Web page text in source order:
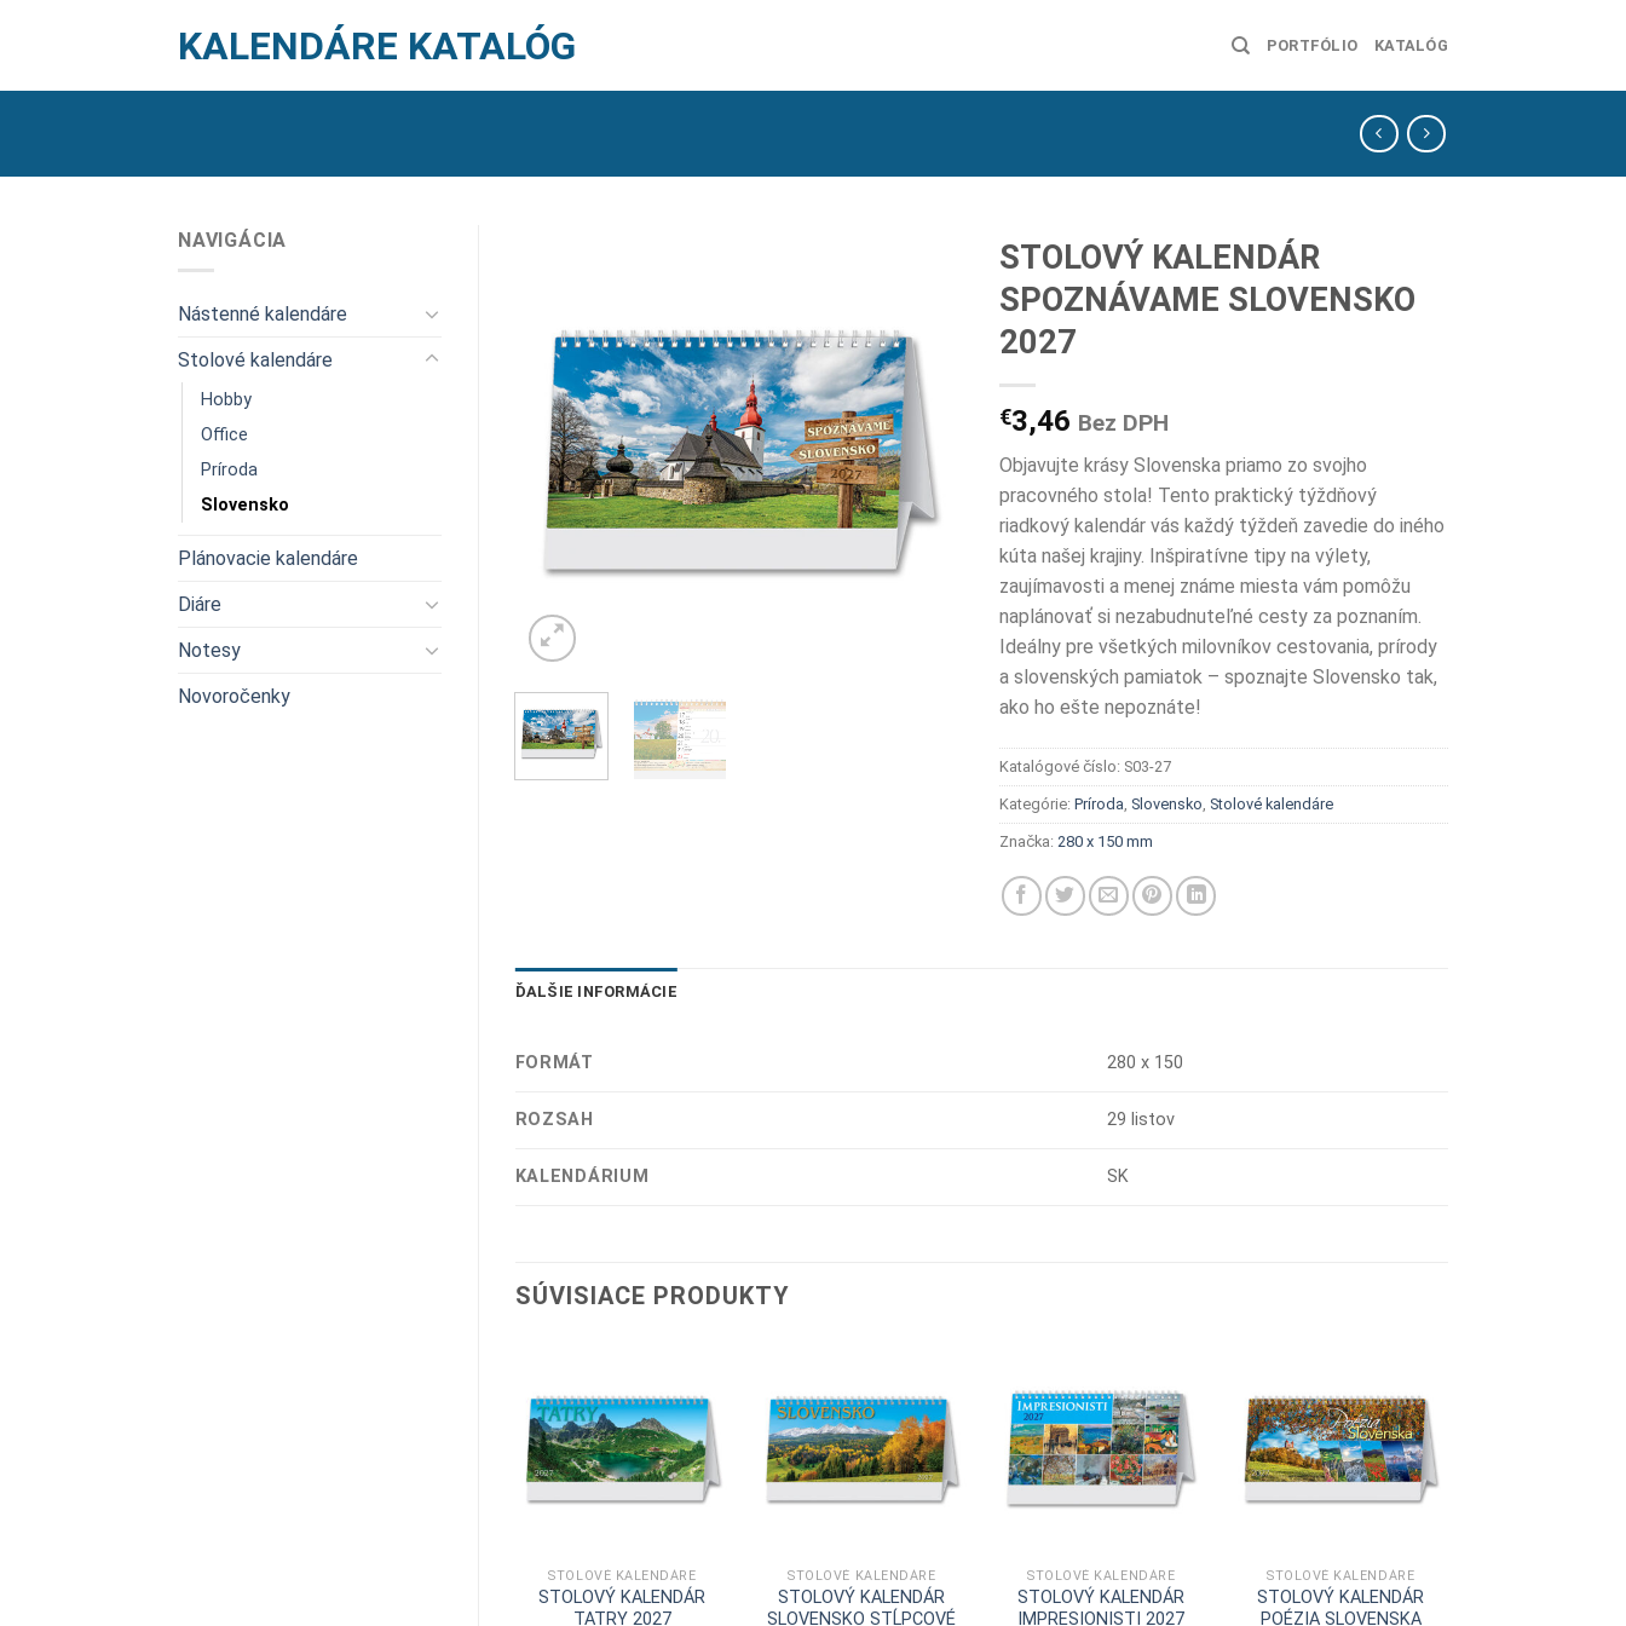
KALENDÁRE KATALÓG PORTFÓLIO KATALÓG
NAVIGÁCIA
Nástenné kalendáre
Stolové kalendáre
Hobby
Office
Príroda
Slovensko
Plánovacie kalendáre
Diáre
Notesy
Novoročenky
STOLOVÝ KALENDÁR
SPOZNÁVAME SLOVENSKO
2027
€3,46 Bez DPH
Objavujte krásy Slovenska priamo zo svojho
pracovného stola! Tento praktický týždňový
riadkový kalendár vás každý týždeň zavedie do iného
kúta našej krajiny. Inšpiratívne tipy na výlety,
zaujímavosti a menej známe miesta vám pomôžu
naplánovať si nezabudnuteľné cesty za poznaním.
Ideálny pre všetkých milovníkov cestovania, prírody
a slovenských pamiatok – spoznajte Slovensko tak,
ako ho ešte nepoznáte!
Katalógové číslo: S03-27
Kategórie:Príroda ,Slovensko ,Stolové kalendáre
Značka: 280 x 150 mm
ĎALŠIE INFORMÁCIE
FORMÁT 280 x 150
ROZSAH 29 listov
KALENDÁRIUM SK
SÚVISIACE PRODUKTY
STOLOVÉ KALENDÁRE
STOLOVÝ KALENDÁR
TATRY 2027
STOLOVÉ KALENDÁRE
STOLOVÝ KALENDÁR
SLOVENSKO STĹPCOVÉ
STOLOVÉ KALENDÁRE
STOLOVÝ KALENDÁR
IMPRESIONISTI 2027
STOLOVÉ KALENDÁRE
STOLOVÝ KALENDÁR
POÉZIA SLOVENSKA